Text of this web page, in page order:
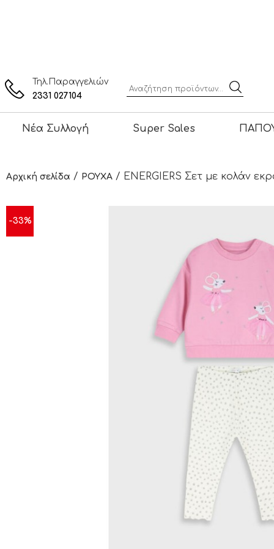
Τηλ.Παραγγελιών
2331 027104
Νέα Συλλογή Super Sales
Αρχική σελίδα / ΡΟΥΧΑ / ENERGIERS Σετ με κολάν
-33%